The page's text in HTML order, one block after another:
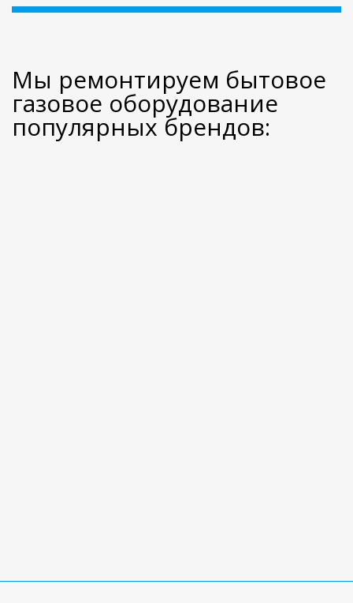
Мы ремонтируем бытовое
газовое оборудование
популярных брендов: